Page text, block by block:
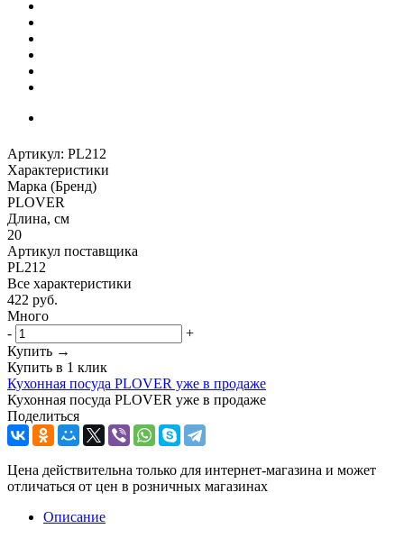
Артикул: PL212
Характеристики
Марка (Бренд)
PLOVER
Длина, см
20
Артикул поставщика
PL212
Все характеристики
422 руб.
Много
-
+
Купить →
Купить в 1 клик
Кухонная посуда PLOVER уже в продаже
Кухонная посуда PLOVER уже в продаже
Поделиться
Цена действительна только для интернет-магазина и может
отличаться от цен в розничных магазинах
Описание